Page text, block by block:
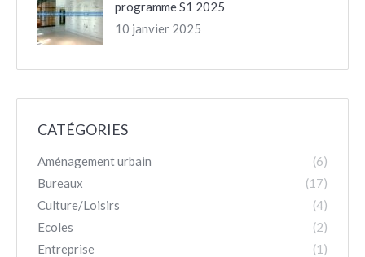
programme S1 2025
10 janvier 2025
CATÉGORIES
Aménagement urbain
(6)
Bureaux
(17)
Culture/Loisirs
(4)
Ecoles
(2)
Entreprise
(1)